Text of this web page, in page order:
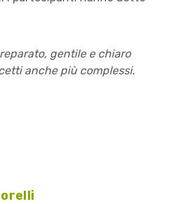
gentile e chiaro
anche più complessi.